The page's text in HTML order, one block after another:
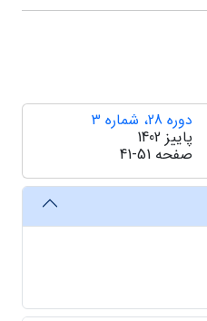
دوره 28، شماره 3
پاییز 1402
صفحه 41-51